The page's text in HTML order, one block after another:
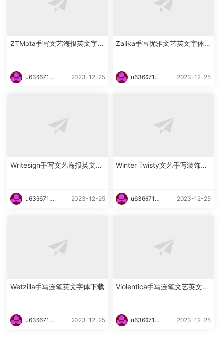
ZTMota手写文艺海报英文字体
u6366719
2023-12-25
Zalika手写优雅文艺英文字体
u6366719
2023-12-25
Writesign手写文艺海报英文字
u6366719
2023-12-25
Winter Twisty文艺手写装饰英
u6366719
2023-12-25
Wetzilla手写连笔英文字体下载
u6366719
2023-12-25
Violentica手写连笔文艺英文字
u6366719
2023-12-25